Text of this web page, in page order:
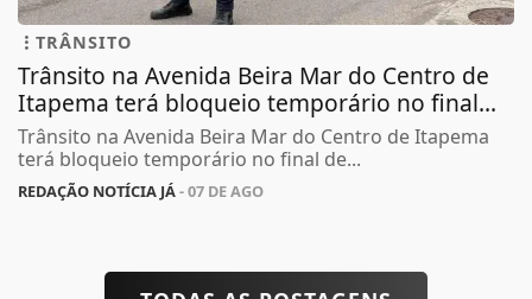
TRÂNSITO
Trânsito na Avenida Beira Mar do Centro de
Itapema terá bloqueio temporário no final...
Trânsito na Avenida Beira Mar do Centro de Itapema
terá bloqueio temporário no final de...
REDAÇÃO NOTÍCIA JÁ- 07 DE AGO